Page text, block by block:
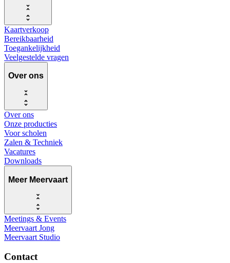
Kaartverkoop
Bereikbaarheid
Toegankelijkheid
Veelgestelde vragen
Over ons
Over ons
Onze producties
Voor scholen
Zalen & Techniek
Vacatures
Downloads
Meer Meervaart
Meetings & Events
Meervaart Jong
Meervaart Studio
Contact